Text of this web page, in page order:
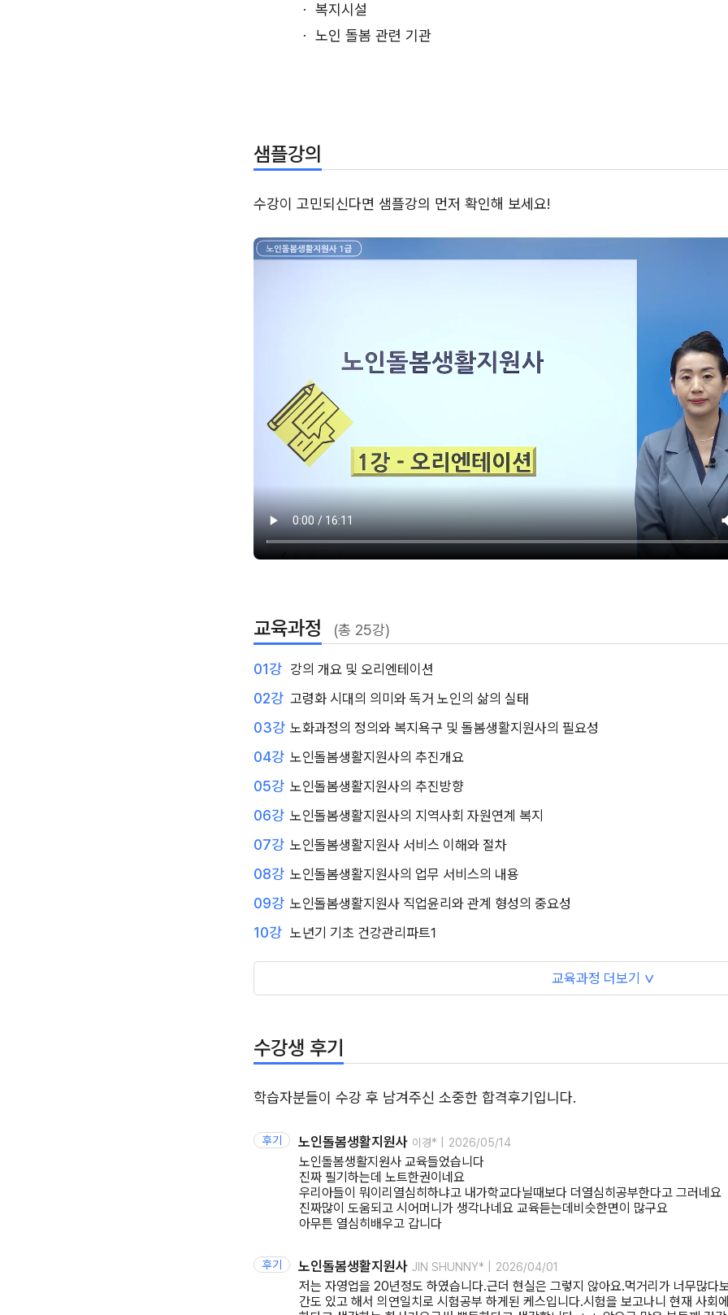
ㆍ 복지시설
ㆍ 노인 돌봄 관련 기관
샘플강의
수강이 고민되신다면 샘플강의 먼저 확인해 보세요!
교육과정 (총 25강)
01강 강의 개요 및 오리엔테이션
02강 고령화 시대의 의미와 독거 노인의 삶의 실태
03강 노화과정의 정의와 복지욕구 및 돌봄생활지원사의 필요성
04강 노인돌봄생활지원사의 추진개요
05강 노인돌봄생활지원사의 추진방향
06강 노인돌봄생활지원사의 지역사회 자원연계 복지
07강 노인돌봄생활지원사 서비스 이해와 절차
08강 노인돌봄생활지원사의 업무 서비스의 내용
09강 노인돌봄생활지원사 직업윤리와 관계 형성의 중요성
10강 노년기 기초 건강관리파트1
교육과정 더보기 ∨
수강생 후기
학습자분들이 수강 후 남겨주신 소중한 합격후기입니다.
후기 노인돌봄생활지원사 이경* | 2026/05/14
노인돌봄생활지원사 교육들었습니다
진짜 필기하는데 노트한권이네요
우리아들이 뭐이리열심히하냐고 내가학교다닐때보다 더열심히공부한다고 그러네요
진짜많이 도움되고 시어머니가 생각나네요 교육듣는데비슷한면이 많구요
아무튼 열심히배우고 갑니다
후기 노인돌봄생활지원사 JIN SHUNNY* | 2026/04/01
저는 자영업을 20년정도 하였습니다.근더 현실은 그렇지 않아요.먹거리가 너무많다
간도 있고 해서 의연일치로 시험공부 하게된 케스입니다.시험을 보고나니 현재 사회